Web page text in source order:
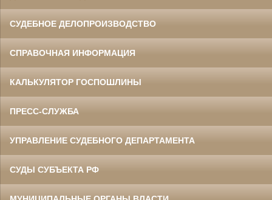
СУДЕБНОЕ ДЕЛОПРОИЗВОДСТВО
СПРАВОЧНАЯ ИНФОРМАЦИЯ
КАЛЬКУЛЯТОР ГОСПОШЛИНЫ
ПРЕСС-СЛУЖБА
УПРАВЛЕНИЕ СУДЕБНОГО ДЕПАРТАМЕНТА
СУДЫ СУБЪЕКТА РФ